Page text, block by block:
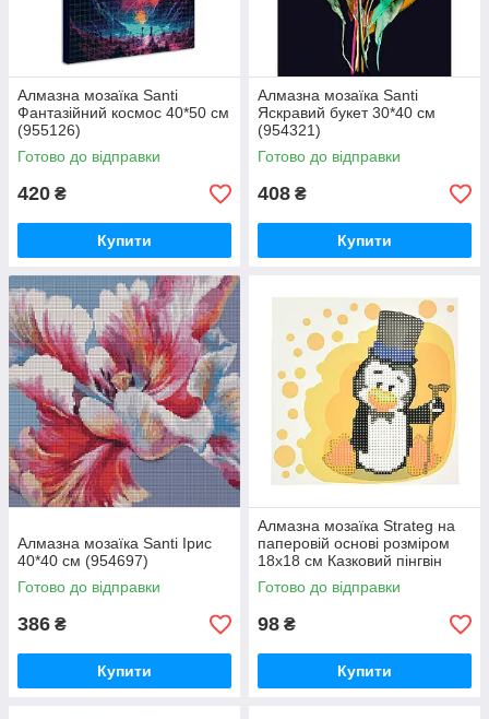
Алмазна мозаїка Santi
Фантазійний космос 40*50 см
(955126)
Готово до відправки
420 ₴
Купити
Алмазна мозаїка Santi
Яскравий букет 30*40 см
(954321)
Готово до відправки
408 ₴
Купити
Алмазна мозаїка Santi Ірис
40*40 см (954697)
Готово до відправки
386 ₴
Купити
Алмазна мозаїка Strateg на
паперовій основі розміром
18х18 см Казковий пінгвін
(JUB14407)
Готово до відправки
98 ₴
Купити